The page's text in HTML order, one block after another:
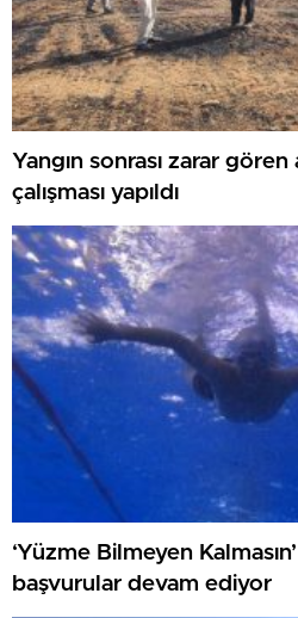
Yangın sonrası zarar
çalışması yapıldı
‘Yüzme Bilmeyen
başvurular devam ediyor